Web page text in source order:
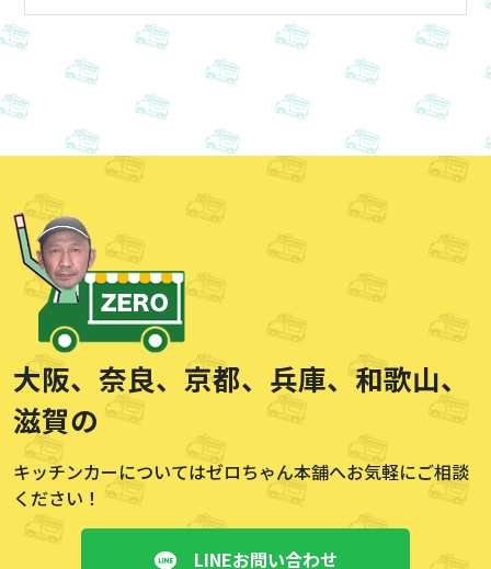
大阪、奈良、京都、兵庫、和歌山、
滋賀の
キッチンカーについてはゼロちゃん本舗へお気軽にご相談
ください！
LINEお問い合わせ